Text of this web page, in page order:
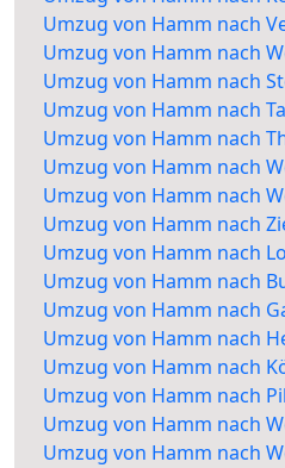
Umzug von Hamm nach
Umzug von Hamm nach
Umzug von Hamm nach
Umzug von Hamm nach
Umzug von Hamm nach
Umzug von Hamm nach
Umzug von Hamm nach
Umzug von Hamm nach
Umzug von Hamm nach
Umzug von Hamm nach
Umzug von Hamm nach
Umzug von Hamm nach
Umzug von Hamm nach
Umzug von Hamm nach
Umzug von Hamm nach
Umzug von Hamm nach